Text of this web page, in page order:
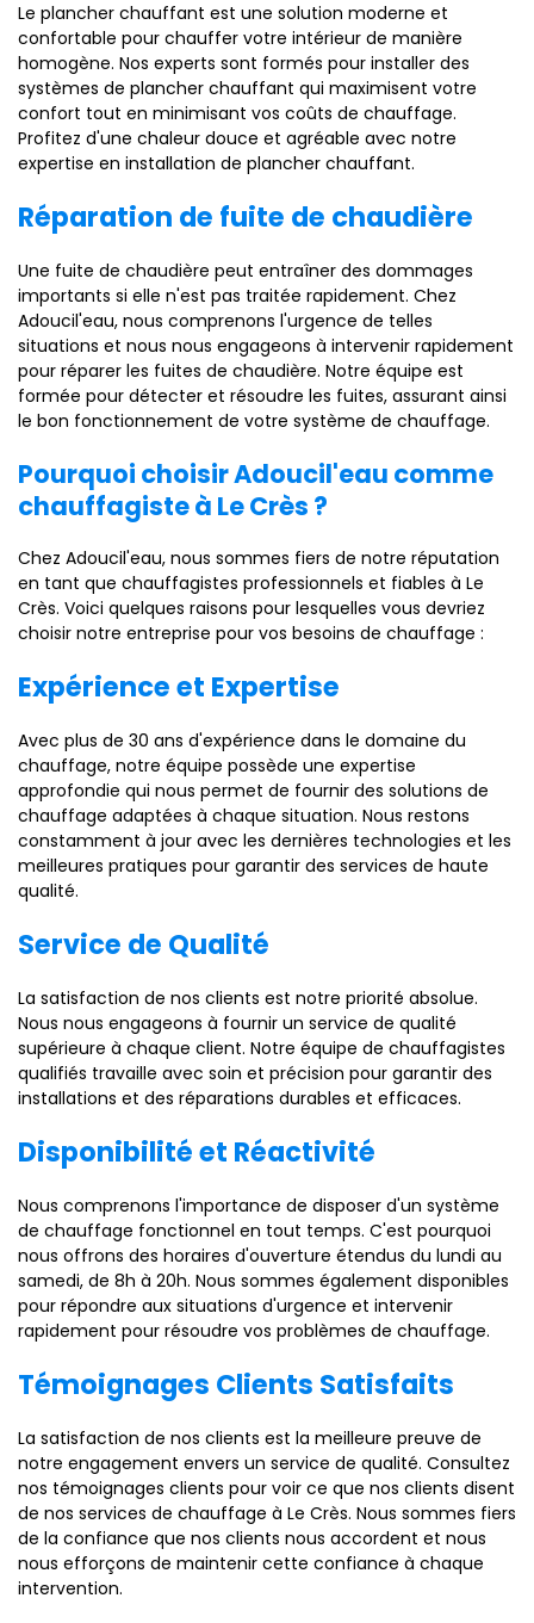
Le plancher chauffant est une solution moderne et
confortable pour chauffer votre intérieur de manière
homogène. Nos experts sont formés pour installer des
systèmes de plancher chauffant qui maximisent votre
confort tout en minimisant vos coûts de chauffage.
Profitez d'une chaleur douce et agréable avec notre
expertise en installation de plancher chauffant.
Réparation de fuite de chaudière
Une fuite de chaudière peut entraîner des dommages
importants si elle n'est pas traitée rapidement. Chez
Adoucil'eau, nous comprenons l'urgence de telles
situations et nous nous engageons à intervenir rapidement
pour réparer les fuites de chaudière. Notre équipe est
formée pour détecter et résoudre les fuites, assurant ainsi
le bon fonctionnement de votre système de chauffage.
Pourquoi choisir Adoucil'eau comme
chauffagiste à Le Crès ?
Chez Adoucil'eau, nous sommes fiers de notre réputation
en tant que chauffagistes professionnels et fiables à Le
Crès. Voici quelques raisons pour lesquelles vous devriez
choisir notre entreprise pour vos besoins de chauffage :
Expérience et Expertise
Avec plus de 30 ans d'expérience dans le domaine du
chauffage, notre équipe possède une expertise
approfondie qui nous permet de fournir des solutions de
chauffage adaptées à chaque situation. Nous restons
constamment à jour avec les dernières technologies et les
meilleures pratiques pour garantir des services de haute
qualité.
Service de Qualité
La satisfaction de nos clients est notre priorité absolue.
Nous nous engageons à fournir un service de qualité
supérieure à chaque client. Notre équipe de chauffagistes
qualifiés travaille avec soin et précision pour garantir des
installations et des réparations durables et efficaces.
Disponibilité et Réactivité
Nous comprenons l'importance de disposer d'un système
de chauffage fonctionnel en tout temps. C'est pourquoi
nous offrons des horaires d'ouverture étendus du lundi au
samedi, de 8h à 20h. Nous sommes également disponibles
pour répondre aux situations d'urgence et intervenir
rapidement pour résoudre vos problèmes de chauffage.
Témoignages Clients Satisfaits
La satisfaction de nos clients est la meilleure preuve de
notre engagement envers un service de qualité. Consultez
nos témoignages clients pour voir ce que nos clients disent
de nos services de chauffage à Le Crès. Nous sommes fiers
de la confiance que nos clients nous accordent et nous
nous efforçons de maintenir cette confiance à chaque
intervention.